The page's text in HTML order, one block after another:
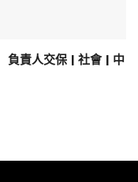
負責人交保 | 社會 | 中